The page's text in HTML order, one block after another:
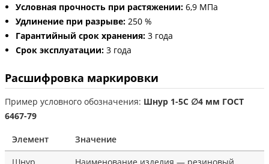
Условная прочность при растяжении: 6,9 МПа
Удлинение при разрыве: 250 %
Гарантийный срок хранения: 3 года
Срок эксплуатации: 3 года
Расшифровка маркировки
Пример условного обозначения: Шнур 1-5С ∅4 мм ГОСТ
6467-79
Элемент
Значение
Шнур
Наименование изделия — резиновый